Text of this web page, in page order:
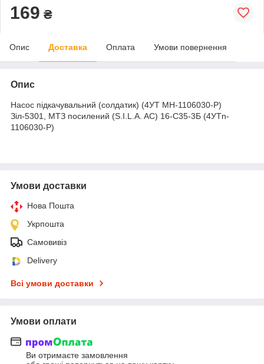
169 ₴
Опис Доставка Оплата Умови повернення
Опис
Насос підкачувальний (солдатик) (4УТ MH-1106030-Р)
Зіл-5301, МТЗ посилений (S.I.L.A. AC) 16-С35-3Б (4УТn-
1106030-Р)
Умови доставки
Нова Пошта
Укрпошта
Самовивіз
Delivery
Всі умови доставки
Умови оплати
Ви отримаєте замовлення